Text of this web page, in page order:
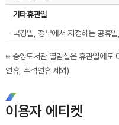
기타휴관일
국경일, 정부에서 지정하는 공휴
※ 중앙도서관 열람실은 휴관일에
연휴, 추석연휴 제외)
이용자 에티켓